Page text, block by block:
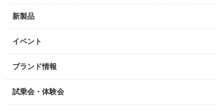
新製品
イベント
ブランド情報
試乗会・体験会